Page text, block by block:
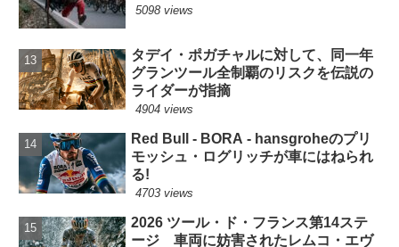
5098 views
タデイ・ポガチャルに対して、同一年
グランツール全制覇のリスクを伝説の
ライダーが指摘
4904 views
Red Bull - BORA - hansgroheのプリ
モッシュ・ログリッチが車にはねられ
る!
4703 views
2026 ツール・ド・フランス第14ステ
ージ 車両に妨害されたレムコ・エヴ